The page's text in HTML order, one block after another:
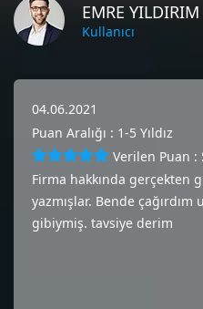
EMRE YILDIRIM
Kullanıcı
04.06.2021
Puan Aralığı : 1-5 Yıldız
Verilen Puan :
Firma hakkında gerçekten
yazmışlar. Bende çağırdım
gibiymiş. tavsiye derim